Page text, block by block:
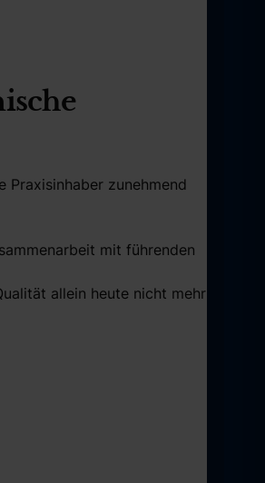
Praxisinhaber zunehmend
mit führenden
allein heute nicht mehr